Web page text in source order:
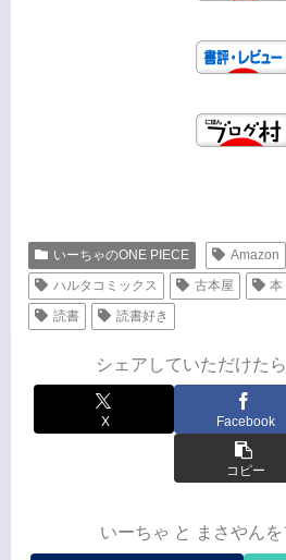
いーちゃのONE PIECE Amazon
ハルタコミックス
古本屋 本
読書
読書好き
シェアしていただけた
X Facebook
コピー
いーちゃ と まさやん